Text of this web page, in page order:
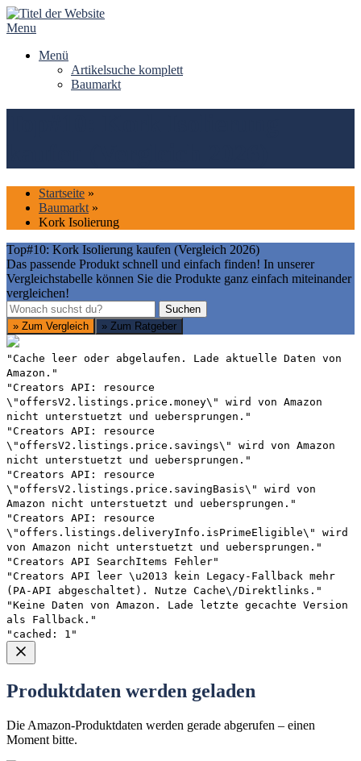
Skip
to
Menu
Menü
Artikelsuche komplett
Baumarkt
Startseite »
Baumarkt »
Kork Isolierung
Top#10: Kork Isolierung kaufen (Vergleich 2026)
Das passende Produkt schnell und einfach finden! In unserer
Vergleichstabelle können Sie die Produkte ganz einfach miteinander
vergleichen!
Suchen
Suchen
» Zum Vergleich
» Zum Ratgeber
"Cache leer oder abgelaufen. Lade aktuelle Daten von
Amazon."
"Creators API: resource
\"offersV2.listings.price.money\" wird von Amazon
nicht unterstuetzt und uebersprungen."
"Creators API: resource
\"offersV2.listings.price.savings\" wird von Amazon
nicht unterstuetzt und uebersprungen."
"Creators API: resource
\"offersV2.listings.price.savingBasis\" wird von
Amazon nicht unterstuetzt und uebersprungen."
"Creators API: resource
\"offers.listings.deliveryInfo.isPrimeEligible\" wird
von Amazon nicht unterstuetzt und uebersprungen."
"Creators API SearchItems Fehler"
"Creators API leer \u2013 kein Legacy-Fallback mehr
(PA-API abgeschaltet). Nutze Cache\/Direktlinks."
"Keine Daten von Amazon. Lade letzte gecachte Version
als Fallback."
"cached: 1"
Produktdaten werden geladen
Die Amazon-Produktdaten werden gerade abgerufen – einen
Moment bitte.